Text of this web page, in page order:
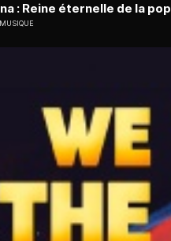
: Reine éternelle de la pop
MUSIQUE